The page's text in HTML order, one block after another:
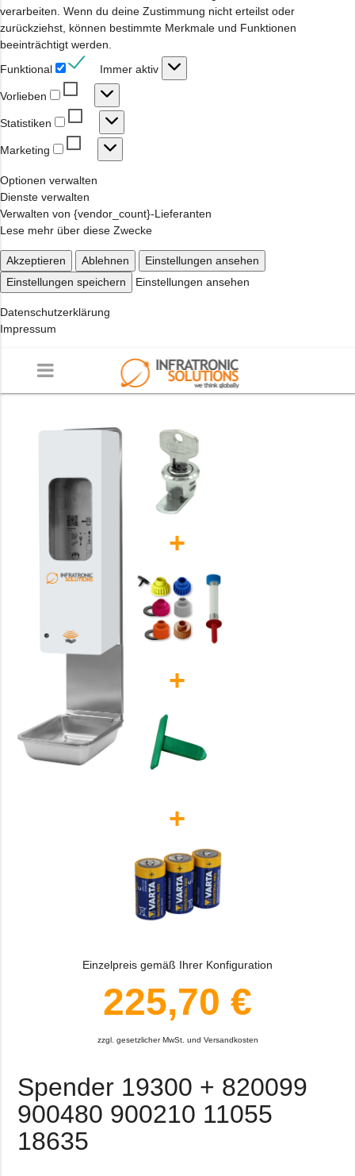
verarbeiten. Wenn du deine Zustimmung nicht erteilst oder
zurückziehst, können bestimmte Merkmale und Funktionen
beeinträchtigt werden.
Funktional
Immer aktiv
Vorlieben
Vorlieben
Statistiken
Statistiken
Marketing
Marketing
Optionen verwalten
Dienste verwalten
Verwalten von {vendor_count}-Lieferanten
Lese mehr über diese Zwecke
Akzeptieren Ablehnen
Einstellungen ansehen
Einstellungen speichern
Einstellungen ansehen
Datenschutzerklärung
Impressum
+
+
+
Einzelpreis gemäß Ihrer Konfiguration
225,70 €
zzgl. gesetzlicher MwSt. und Versandkosten
Spender 19300 + 820099
900480 900210 11055
18635